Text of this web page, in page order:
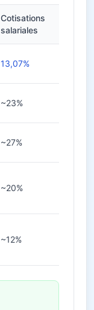
Cotisations
salariales
13,07%
~23%
~27%
~20%
~12%